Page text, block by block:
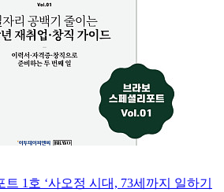
트 1호 ‘사오정 시대, 73세까지 일하기